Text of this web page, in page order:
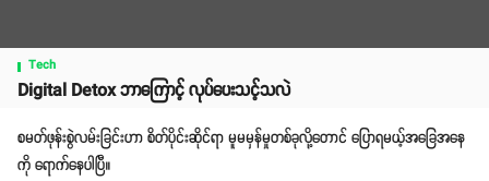
Tech
Digital Detox ဘာကြောင့် လုပ်ပေးသင့်သလဲ
စမတ်ဖုန်းစွဲလမ်းခြင်းဟာ စိတ်ပိုင်းဆိုင်ရာ မူမမှန်မှုတစ်ခုလို့တောင် ပြောရမယ့်အခြေအနေ
ကို ရောက်နေပါပြီ။